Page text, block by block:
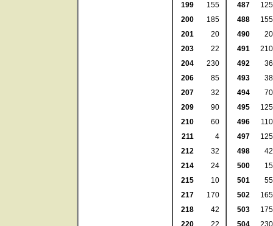
199
155
200
185
201
20
203
22
204
230
206
85
207
32
209
90
210
60
211
4
212
32
214
24
215
10
217
170
218
42
220
22
487
125
488
155
490
20
491
210
492
36
493
38
494
70
495
125
496
110
497
125
498
42
500
15
501
55
502
165
503
175
504
230